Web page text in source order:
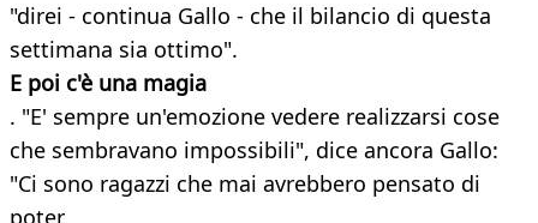
"direi - continua Gallo - che il bilancio di questa
settimana sia ottimo".
E poi c'è una magia
. "E' sempre un'emozione vedere realizzarsi cose
che sembravano impossibili", dice ancora Gallo:
"Ci sono ragazzi che mai avrebbero pensato di
poter